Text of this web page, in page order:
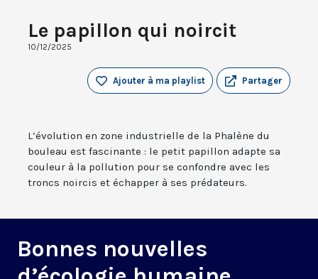
Le papillon qui noircit
10/12/2025
Partager
Ajouter à ma playlist
L’évolution en zone industrielle de la Phalène du
bouleau est fascinante : le petit papillon adapte sa
couleur à la pollution pour se confondre avec les
troncs noircis et échapper à ses prédateurs.
Bonnes nouvelles